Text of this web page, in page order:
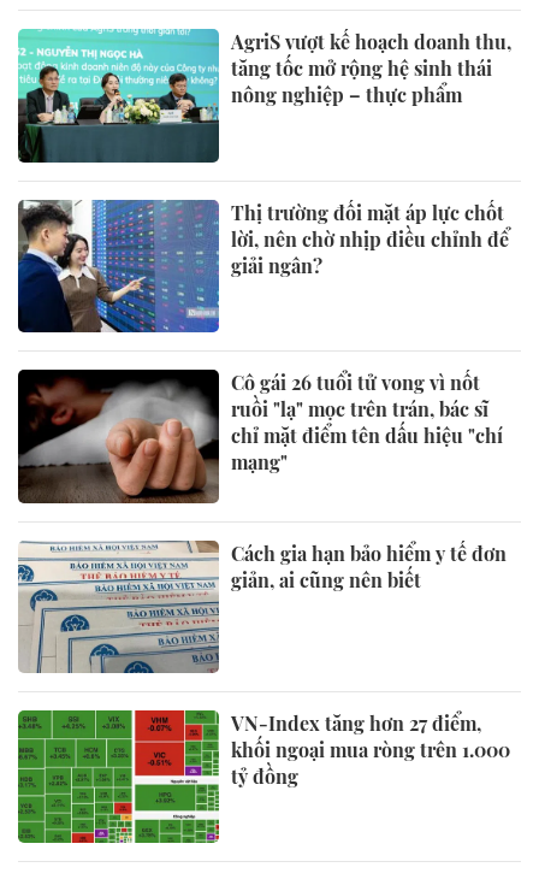
AgriS vượt kế hoạch doanh thu,
tăng tốc mở rộng hệ sinh thái
nông nghiệp – thực phẩm
Thị trường đối mặt áp lực chốt
lời, nên chờ nhịp điều chỉnh để
giải ngân?
Cô gái 26 tuổi tử vong vì nốt
ruồi "lạ" mọc trên trán, bác sĩ
chỉ mặt điểm tên dấu hiệu "chí
mạng"
Cách gia hạn bảo hiểm y tế đơn
giản, ai cũng nên biết
VN-Index tăng hơn 27 điểm,
khối ngoại mua ròng trên 1.000
tỷ đồng